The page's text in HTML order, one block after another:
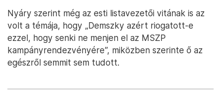
Nyáry szerint még az esti listavezetői vitának is az
volt a témája, hogy „Demszky azért riogatott-e
ezzel, hogy senki ne menjen el az MSZP
kampányrendezvényére”, miközben szerinte ő az
egészről semmit sem tudott.